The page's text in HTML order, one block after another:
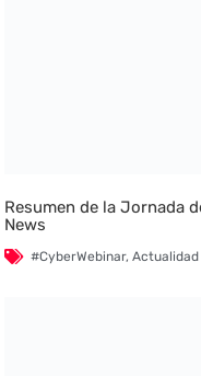
Resumen de la Jornada
News
#CyberWebinar,Actualidad